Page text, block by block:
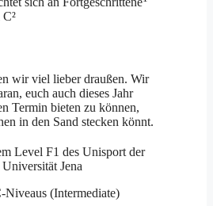
wir viel lieber draußen. Wir
euch auch dieses Jahr
Termin bieten zu können,
in den Sand stecken könnt.
Level F1 des Unisport der
Jena
Niveaus (Intermediate)